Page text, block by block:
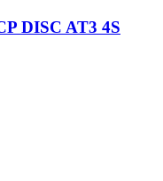
DISC AT3 4S